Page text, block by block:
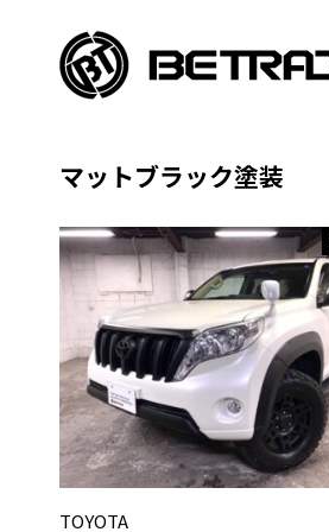
マットブラック塗装
TOYOTA